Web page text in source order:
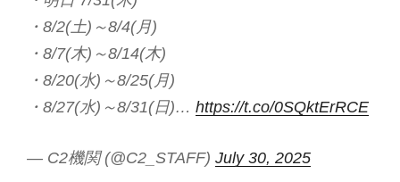
・8/2(土)～8/4(月)
・8/7(木)～8/14(木)
・8/20(水)～8/25(月)
・8/27(水)～8/31(日)… https://t.co/0SQktErRCE
— C2機関 (@C2_STAFF) July 30, 2025